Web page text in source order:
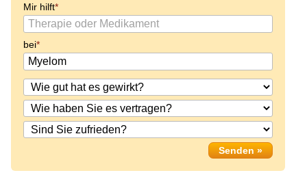
Mir hilft
bei